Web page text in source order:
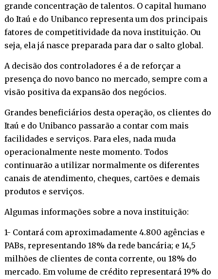
grande concentração de talentos. O capital humano
do Itaú e do Unibanco representa um dos principais
fatores de competitividade da nova instituição. Ou
seja, ela já nasce preparada para dar o salto global.
A decisão dos controladores é a de reforçar a
presença do novo banco no mercado, sempre com a
visão positiva da expansão dos negócios.
Grandes beneficiários desta operação, os clientes do
Itaú e do Unibanco passarão a contar com mais
facilidades e serviços. Para eles, nada muda
operacionalmente neste momento. Todos
continuarão a utilizar normalmente os diferentes
canais de atendimento, cheques, cartões e demais
produtos e serviços.
Algumas informações sobre a nova instituição:
1- Contará com aproximadamente 4.800 agências e
PABs, representando 18% da rede bancária; e 14,5
milhões de clientes de conta corrente, ou 18% do
mercado. Em volume de crédito representará 19% do